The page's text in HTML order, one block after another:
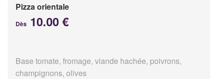
Pizza orientale
Dès 10.00 €
Base tomate, fromage, viande hachée, poivrons,
champignons, olives